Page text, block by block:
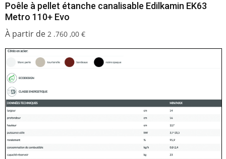
Poêle à pellet étanche canalisable Edilkamin EK63
Metro 110+ Evo
2 .760 ,00 €